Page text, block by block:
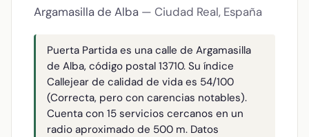
Argamasilla de Alba — Ciudad Real, España
Puerta Partida es una calle de Argamasilla
de Alba, código postal 13710. Su índice
Callejear de calidad de vida es 54/100
(Correcta, pero con carencias notables).
Cuenta con 15 servicios cercanos en un
radio aproximado de 500 m. Datos